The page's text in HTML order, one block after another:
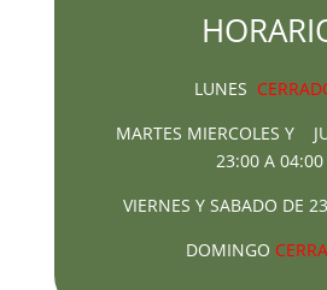
LUNES
MARTES MIERCOLES Y
23:00 A 04:00
VIERNES Y SABADO DE
DOMINGO